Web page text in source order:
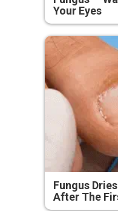
Your Eyes
Fungus
After The